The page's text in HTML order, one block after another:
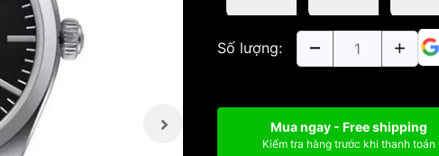
Số lượng:
Mua ngay - Free shipping
Kiểm tra hàng trước khi thanh toán